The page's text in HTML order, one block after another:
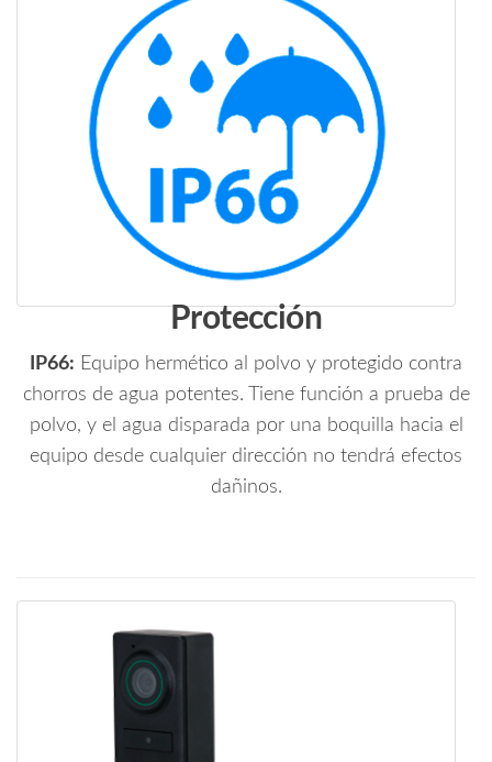
Protección
IP66: Equipo hermético al polvo y protegido contra
chorros de agua potentes. Tiene función a prueba de
polvo, y el agua disparada por una boquilla hacia el
equipo desde cualquier dirección no tendrá efectos
dañinos.